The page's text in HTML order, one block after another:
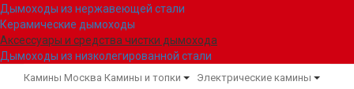
Дымоходы из нержавеющей стали
Керамические дымоходы
Аксессуары и средства чистки дымохода
Дымоходы из низколегированной стали
Камины Москва Камины и топки Электрические камины